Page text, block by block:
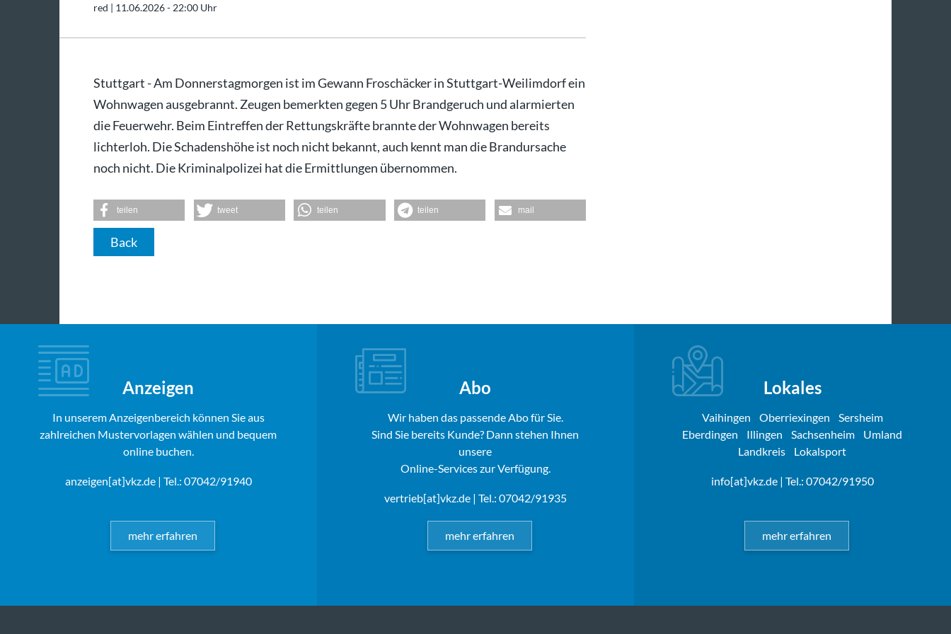
red | 11.06.2026 - 22:00 Uhr
Stuttgart - Am Donnerstagmorgen ist im Gewann Froschäcker in Stuttgart-Weilimdorf ein
Wohnwagen ausgebrannt. Zeugen bemerkten gegen 5 Uhr Brandgeruch und alarmierten
die Feuerwehr. Beim Eintreffen der Rettungskräfte brannte der Wohnwagen bereits
lichterloh. Die Schadenshöhe ist noch nicht bekannt, auch kennt man die Brandursache
noch nicht. Die Kriminalpolizei hat die Ermittlungen übernommen.
teilen tweet teilen teilen mail
Back
Anzeigen
In unserem Anzeigenbereich können Sie aus
zahlreichen Mustervorlagen wählen und bequem
online buchen.
anzeigen[at]vkz.de| Tel.: 07042/91940
mehr erfahren
Abo
Wir haben das passende Abo für Sie.
Sind Sie bereits Kunde? Dann stehen Ihnen
unsere
Online-Services zur Verfügung.
vertrieb[at]vkz.de| Tel.: 07042/91935
mehr erfahren
Lokales
Vaihingen Oberriexingen
Sersheim
Eberdingen
Illingen Sachsenheim
Umland
Landkreis
Lokalsport
info[at]vkz.de| Tel.: 07042/91950
mehr erfahren